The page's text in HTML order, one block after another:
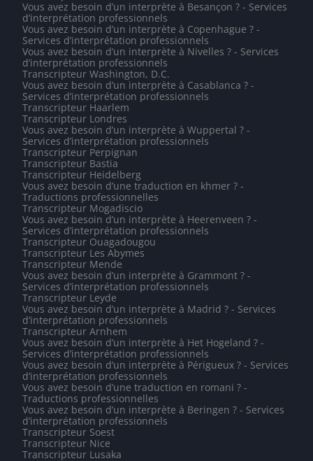
Vous avez besoin d’un interprète à Besançon ? - Services
d’interprétation professionnels
Vous avez besoin d’un interprète à Copenhague ? -
Services d’interprétation professionnels
Vous avez besoin d’un interprète à Nivelles ? - Services
d’interprétation professionnels
Transcripteur Washington, D.C.
Vous avez besoin d’un interprète à Casablanca ? -
Services d’interprétation professionnels
Transcripteur Haarlem
Transcripteur Londres
Vous avez besoin d’un interprète à Wuppertal ? -
Services d’interprétation professionnels
Transcripteur Perpignan
Transcripteur Bastia
Transcripteur Heidelberg
Vous avez besoin d’une traduction en khmer ? -
Traductions professionnelles
Transcripteur Mogadiscio
Vous avez besoin d’un interprète à Heerenveen ? -
Services d’interprétation professionnels
Transcripteur Ouagadougou
Transcripteur Les Abymes
Transcripteur Mende
Vous avez besoin d’un interprète à Grammont ? -
Services d’interprétation professionnels
Transcripteur Leyde
Vous avez besoin d’un interprète à Madrid ? - Services
d’interprétation professionnels
Transcripteur Arnhem
Vous avez besoin d’un interprète à Het Hogeland ? -
Services d’interprétation professionnels
Vous avez besoin d’un interprète à Périgueux ? - Services
d’interprétation professionnels
Vous avez besoin d’une traduction en romani ? -
Traductions professionnelles
Vous avez besoin d’un interprète à Beringen ? - Services
d’interprétation professionnels
Transcripteur Soest
Transcripteur Nice
Transcripteur Lusaka